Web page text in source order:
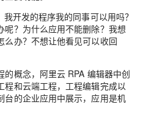
开发的程序我的同事可以用吗？
呢？为什么应用不能删除？我想
么办？不想让他看见可以收回
概念，阿里云 RPA 编辑器中创
程和云端工程，工程编辑完成以
台的企业应用中展示，应用是机